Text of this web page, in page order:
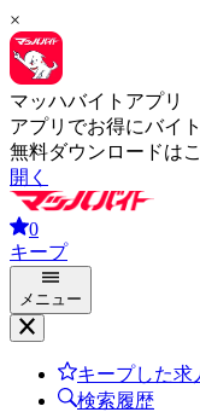
×
マッハバイトアプリ
アプリでお得にバイ
無料ダウンロードは
開く
0
キープ
メニュー
キープした求
検索履歴